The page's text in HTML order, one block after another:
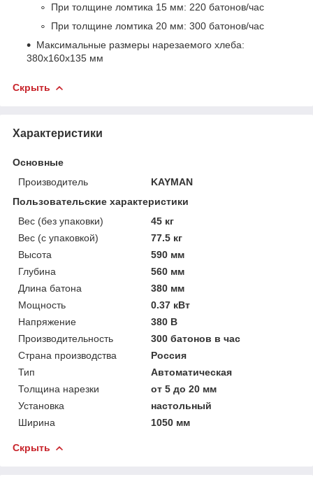
При толщине ломтика 15 мм: 220 батонов/час
При толщине ломтика 20 мм: 300 батонов/час
Максимальные размеры нарезаемого хлеба:
380х160х135 мм
Скрыть
Характеристики
Основные
Производитель
KAYMAN
Пользовательские характеристики
Вес (без упаковки)
45 кг
Вес (с упаковкой)
77.5 кг
Высота
590 мм
Глубина
560 мм
Длина батона
380 мм
Мощность
0.37 кВт
Напряжение
380 В
Производительность
300 батонов в час
Страна производства
Россия
Тип
Автоматическая
Толщина нарезки
от 5 до 20 мм
Установка
настольный
Ширина
1050 мм
Скрыть